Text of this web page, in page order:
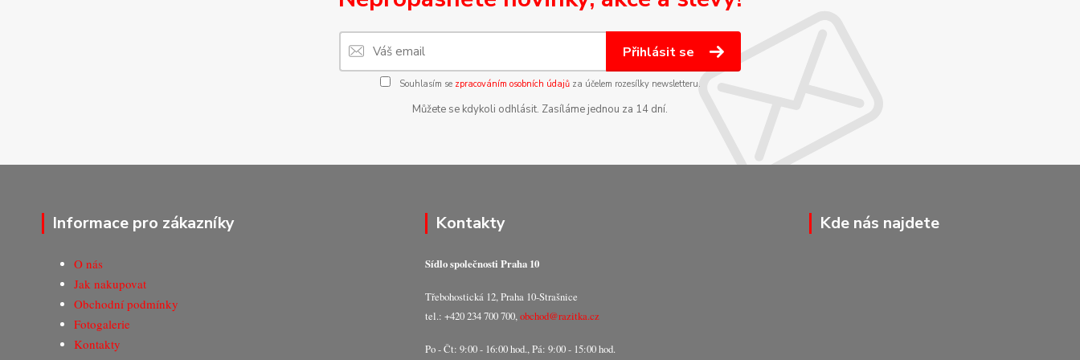
Přihlásit se
Souhlasím se zpracováním osobních údajůza účelem rozesílky newsletteru.
Můžete se kdykoli odhlásit. Zasíláme jednou za 14 dní.
Informace pro zákazníky
O nás
Jak nakupovat
Obchodní podmínky
Fotogalerie
Kontakty
Kontakty
Sídlo společnosti Praha 10
Třebohostická 12, Praha 10-Strašnice
tel.: +420 234 700 700,obchod@razitka.cz
Po - Čt: 9:00 - 16:00 hod., Pá: 9:00 - 15:00 hod.
Kde nás najdete